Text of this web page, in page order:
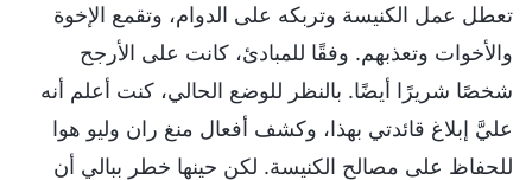
تعطل عمل الكنيسة وتربكه على الدوام، وتقمع الإخوة
والأخوات وتعذبهم. وفقًا للمبادئ، كانت على الأرجح
شخصًا شريرًا أيضًا. بالنظر للوضع الحالي، كنت أعلم أنه
عليَّ إبلاغ قائدتي بهذا، وكشف أفعال منغ ران وليو هوا
للحفاظ على مصالح الكنيسة. لكن حينها خطر ببالي أن